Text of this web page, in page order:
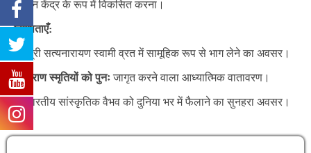
पर्यटन केंद्र के रूप में विकसित करना।
विशेषताएँ:
1.
श्री सत्यनारायण स्वामी व्रत में सामूहिक रूप से भाग लेने का अवसर।
2. पुराण स्मृतियों को पुनःजागृत करने वाला आध्यात्मिक वातावरण।
3.
भारतीय सांस्कृतिक वैभव को दुनिया भर में फैलाने का सुनहरा अवसर।